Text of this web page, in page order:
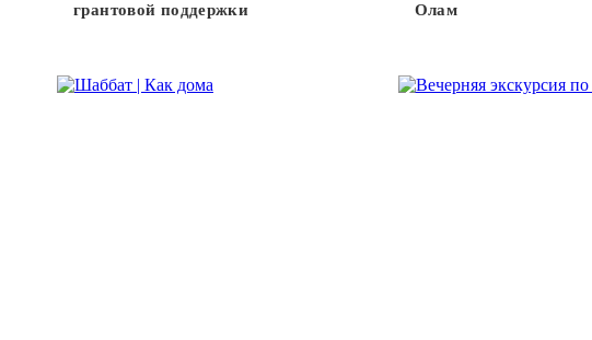
грантовой поддержки
Олам